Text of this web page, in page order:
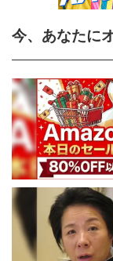
今、あなたに